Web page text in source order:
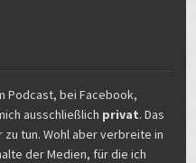
Podcast, bei Facebook,
ausschließlich privat. Das
tun. Wohl aber verbreite in
der Medien, für die ich